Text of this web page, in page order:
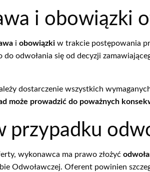
i obowiązki
i obowiązki w trakcie postępowania
do odwołania się od decyzji
dostarczenie wszystkich
może prowadzić do poważnych
przypadku
wykonawca ma prawo złożyć
Odwoławczej. Oferent powinien